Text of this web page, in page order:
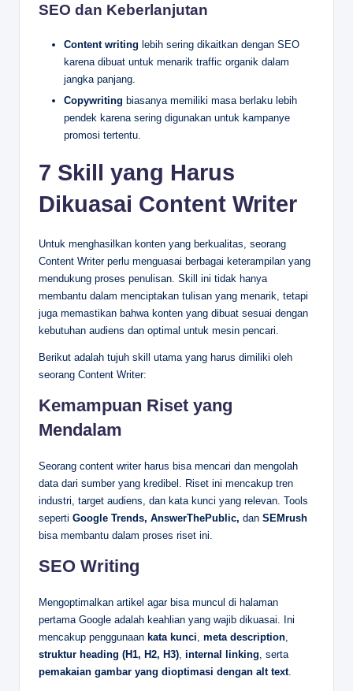
SEO dan Keberlanjutan
Content writing lebih sering dikaitkan dengan SEO
karena dibuat untuk menarik traffic organik dalam
jangka panjang.
Copywriting biasanya memiliki masa berlaku lebih
pendek karena sering digunakan untuk kampanye
promosi tertentu.
7 Skill yang Harus
Dikuasai Content Writer
Untuk menghasilkan konten yang berkualitas, seorang
Content Writer perlu menguasai berbagai keterampilan yang
mendukung proses penulisan. Skill ini tidak hanya
membantu dalam menciptakan tulisan yang menarik, tetapi
juga memastikan bahwa konten yang dibuat sesuai dengan
kebutuhan audiens dan optimal untuk mesin pencari.
Berikut adalah tujuh skill utama yang harus dimiliki oleh
seorang Content Writer:
Kemampuan Riset yang
Mendalam
Seorang content writer harus bisa mencari dan mengolah
data dari sumber yang kredibel. Riset ini mencakup tren
industri, target audiens, dan kata kunci yang relevan. Tools
seperti Google Trends, AnswerThePublic, dan SEMrush
bisa membantu dalam proses riset ini.
SEO Writing
Mengoptimalkan artikel agar bisa muncul di halaman
pertama Google adalah keahlian yang wajib dikuasai. Ini
mencakup penggunaan kata kunci meta description
struktur heading (H1, H2, H3) internal linking , serta
pemakaian gambar yang dioptimasi dengan alt text.